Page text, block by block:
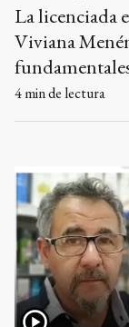
La licenciada
Viviana
requisitos
producción y
4min de lectura